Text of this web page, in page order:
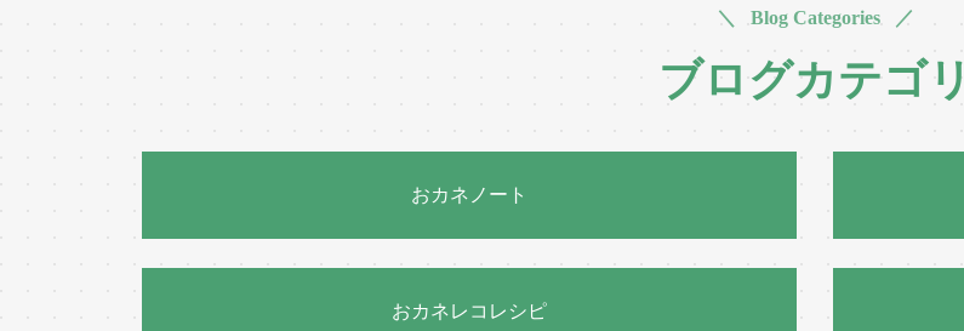
＼ Blog Categories ／
ブログカテゴリ
おカネノート
おカネレコレシピ